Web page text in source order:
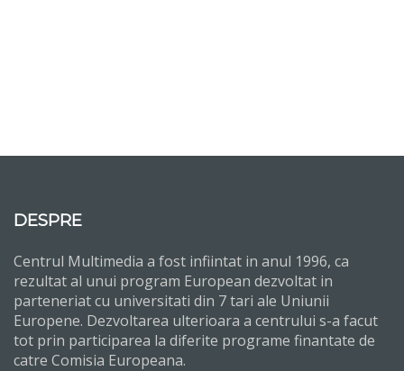
DESPRE
Centrul Multimedia a fost infiintat in anul 1996, ca
rezultat al unui program European dezvoltat in
parteneriat cu universitati din 7 tari ale Uniunii
Europene. Dezvoltarea ulterioara a centrului s-a facut
tot prin participarea la diferite programe finantate de
catre Comisia Europeana.